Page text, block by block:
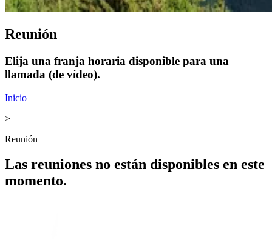
Reunión
Elija una franja horaria disponible para una
llamada (de vídeo).
Inicio
>
Reunión
Las reuniones no están disponibles en este
momento.